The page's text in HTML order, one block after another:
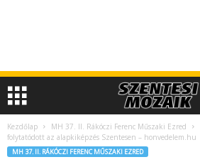
Kezdőlap MH 37. II. Rákóczi Ferenc Műszaki Ezred
folytatódott az alapkiképzés Szentesen – honvedelem.hu
MH 37. II. RÁKÓCZI FERENC MŰSZAKI EZRED